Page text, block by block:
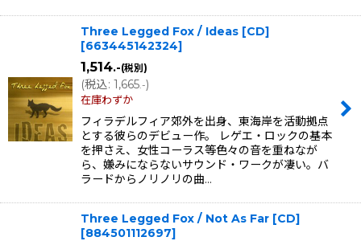
Three Legged Fox / Ideas [CD]
[663445142324]
1,514.-(税別)
(税込: 1,665 .-)
在庫わずか
フィラデルフィア郊外を出身、東海岸を活動拠点
とする彼らのデビュー作。 レゲエ・ロックの基本
を押さえ、女性コーラス等色々の音を重ねなが
ら、嫌みにならないサウンド・ワークが凄い。バ
ラードからノリノリの曲…
Three Legged Fox / Not As Far [CD]
[884501112697]